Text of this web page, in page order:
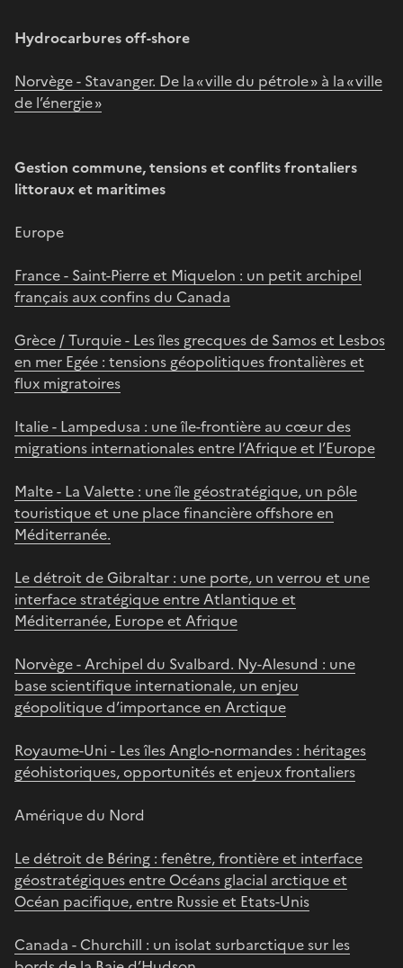
Hydrocarbures off-shore
Norvège - Stavanger. De la « ville du pétrole » à la « ville
de l’énergie »
Gestion commune, tensions et conflits frontaliers
littoraux et maritimes
Europe
France - Saint-Pierre et Miquelon : un petit archipel
français aux confins du Canada
Grèce / Turquie - Les îles grecques de Samos et Lesbos
en mer Egée : tensions géopolitiques frontalières et
flux migratoires
Italie - Lampedusa : une île-frontière au cœur des
migrations internationales entre l’Afrique et l’Europe
Malte - La Valette : une île géostratégique, un pôle
touristique et une place financière offshore en
Méditerranée.
Le détroit de Gibraltar : une porte, un verrou et une
interface stratégique entre Atlantique et
Méditerranée, Europe et Afrique
Norvège - Archipel du Svalbard. Ny-Alesund : une
base scientifique internationale, un enjeu
géopolitique d’importance en Arctique
Royaume-Uni - Les îles Anglo-normandes : héritages
géohistoriques, opportunités et enjeux frontaliers
Amérique du Nord
Le détroit de Béring : fenêtre, frontière et interface
géostratégiques entre Océans glacial arctique et
Océan pacifique, entre Russie et Etats-Unis
Canada - Churchill : un isolat surbarctique sur les